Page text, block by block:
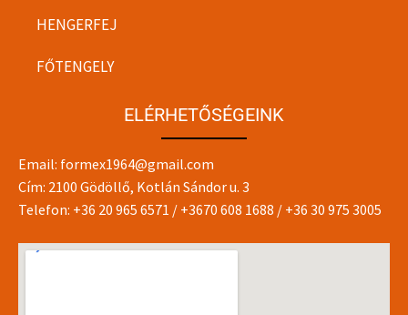
HENGERFEJ
FŐTENGELY
ELÉRHETŐSÉGEINK
Email: formex1964@gmail.com
Cím: 2100 Gödöllő, Kotlán Sándor u. 3
Telefon: +36 20 965 6571 / +3670 608 1688 / +36 30 975 3005